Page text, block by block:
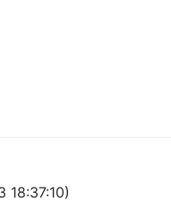
18:37:10)